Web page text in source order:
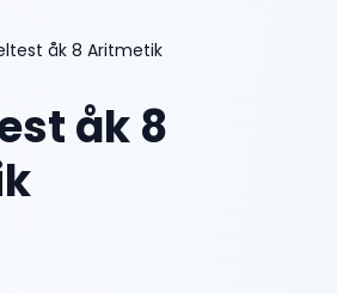
åk 8 Aritmetik
åk 8